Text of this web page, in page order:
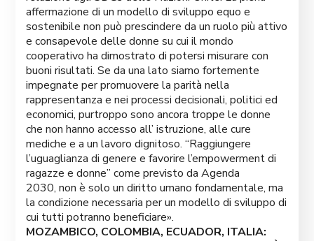
affermazione di un modello di sviluppo equo e
sostenibile non può prescindere da un ruolo più attivo
e consapevole delle donne su cui il mondo
cooperativo ha dimostrato di potersi misurare con
buoni risultati. Se da una lato siamo fortemente
impegnate per promuovere la parità nella
rappresentanza e nei processi decisionali, politici ed
economici, purtroppo sono ancora troppe le donne
che non hanno accesso all’ istruzione, alle cure
mediche e a un lavoro dignitoso. “Raggiungere
l’uguaglianza di genere e favorire l’empowerment di
ragazze e donne” come previsto da Agenda
2030, non è solo un diritto umano fondamentale, ma
la condizione necessaria per un modello di sviluppo di
cui tutti potranno beneficiare».
MOZAMBICO, COLOMBIA, ECUADOR, ITALIA: